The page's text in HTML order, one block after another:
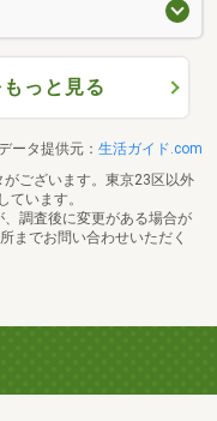
っと見る
ータ提供元： 生活ガイド.com
ございます。東京23区以外
ています。
調査後に変更がある場合が
までお問い合わせいただく